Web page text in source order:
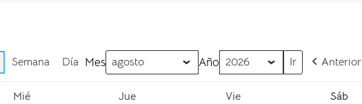
Semana Día Mes Año Anterior
Mié Jue Vie Sáb